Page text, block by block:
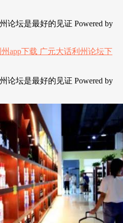
论坛是最好的见证 Powered by
论坛是最好的见证 Powered by